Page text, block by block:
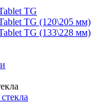
TG
TG (120\205 мм)
TG (133\228 мм)